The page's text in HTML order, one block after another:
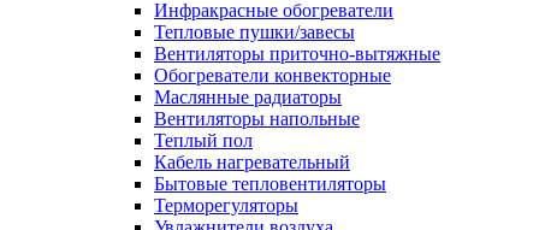
Инфракрасные обогреватели
Тепловые пушки/завесы
Вентиляторы приточно-вытяжные
Обогреватели конвекторные
Маслянные радиаторы
Вентиляторы напольные
Теплый пол
Кабель нагревательный
Бытовые тепловентиляторы
Терморегуляторы